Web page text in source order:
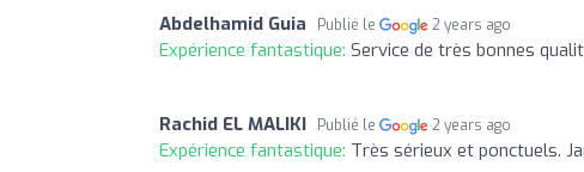
Abdelhamid Guia Publié le 2 years ago
Expérience fantastique: Service de très bonnes
Rachid EL MALIKI Publié le 2 years ago
Expérience fantastique: Très sérieux et ponctuels.